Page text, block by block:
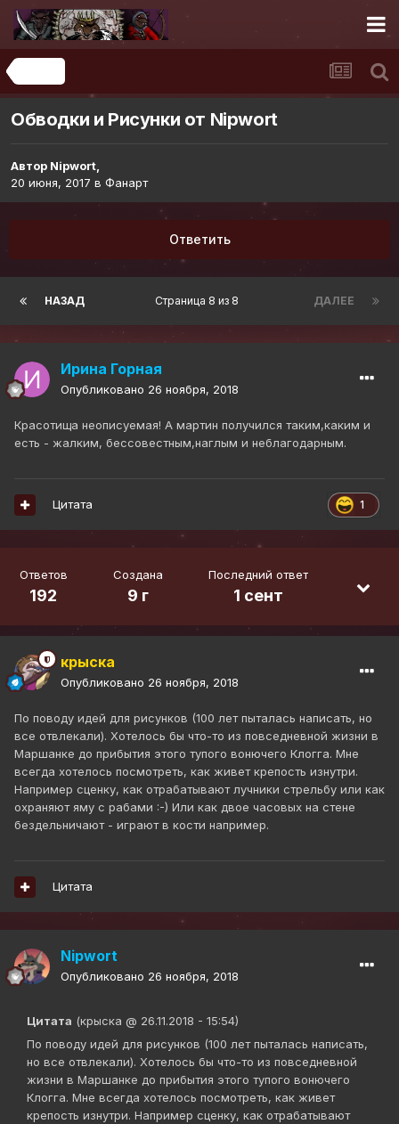
Обводки и Рисунки от Nipwort
Автор Nipwort,
20 июня, 2017 в Фанарт
Ответить
НАЗАД ДАЛЕЕ
Страница 8 из 8
Ирина Горная
Опубликовано 26 ноября, 2018
Красотища неописуемая! А мартин получился таким,каким и
есть - жалким, бессовестным,наглым и неблагодарным.
1
Цитата
Ответов
192
Создана
9 г
Последний ответ
1 сент
крыска
Опубликовано 26 ноября, 2018
По поводу идей для рисунков (100 лет пыталась написать, но
все отвлекали). Хотелось бы что-то из повседневной жизни в
Маршанке до прибытия этого тупого вонючего Клогга. Мне
всегда хотелось посмотреть, как живет крепость изнутри.
Например сценку, как отрабатывают лучники стрельбу или как
охраняют яму с рабами :-) Или как двое часовых на стене
бездельничают - играют в кости например.
Цитата
Nipwort
Опубликовано 26 ноября, 2018
Цитата (крыска @ 26.11.2018 - 15:54)
По поводу идей для рисунков (100 лет пыталась написать,
но все отвлекали). Хотелось бы что-то из повседневной
жизни в Маршанке до прибытия этого тупого вонючего
Клогга. Мне всегда хотелось посмотреть, как живет
крепость изнутри. Например сценку, как отрабатывают